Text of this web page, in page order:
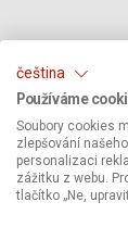
čeština
Používáme
Soubory cookies
zlepšování
personalizaci
zážitku z webu.
tlačítko „Ne,